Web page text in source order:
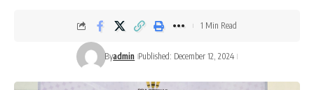
Byadmin Published: December 12, 2024
1 Min Read